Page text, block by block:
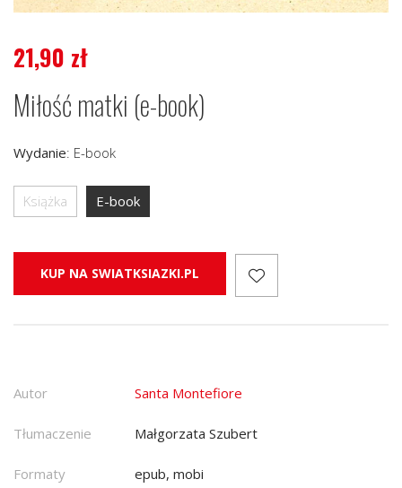
21,90 zł
Miłość matki (e-book)
Wydanie: E-book
Książka E-book
KUP NA SWIATKSIAZKI.PL
Autor Santa Montefiore
Tłumaczenie Małgorzata Szubert
Formaty epub, mobi